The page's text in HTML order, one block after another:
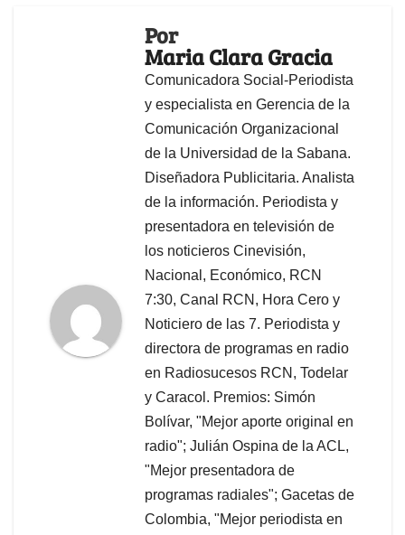
Por
Maria Clara Gracia
Comunicadora Social-Periodista
y especialista en Gerencia de la
Comunicación Organizacional
de la Universidad de la Sabana.
Diseñadora Publicitaria. Analista
de la información. Periodista y
presentadora en televisión de
los noticieros Cinevisión,
Nacional, Económico, RCN
7:30, Canal RCN, Hora Cero y
Noticiero de las 7. Periodista y
directora de programas en radio
en Radiosucesos RCN, Todelar
y Caracol. Premios: Simón
Bolívar, "Mejor aporte original en
radio"; Julián Ospina de la ACL,
"Mejor presentadora de
programas radiales"; Gacetas de
Colombia, "Mejor periodista en